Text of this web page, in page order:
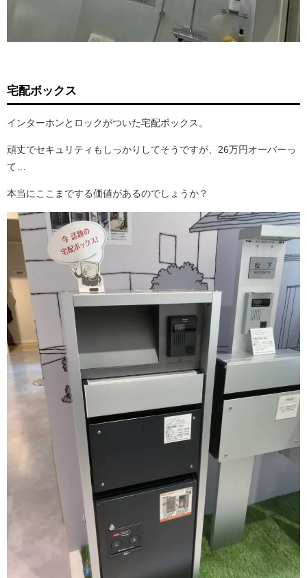
宅配ボックス
インターホンとロックがついた宅配ボックス。
頑丈でセキュリティもしっかりしてそうですが、26万円オーバーっ
て…
本当にここまでする価値があるのでしょうか？